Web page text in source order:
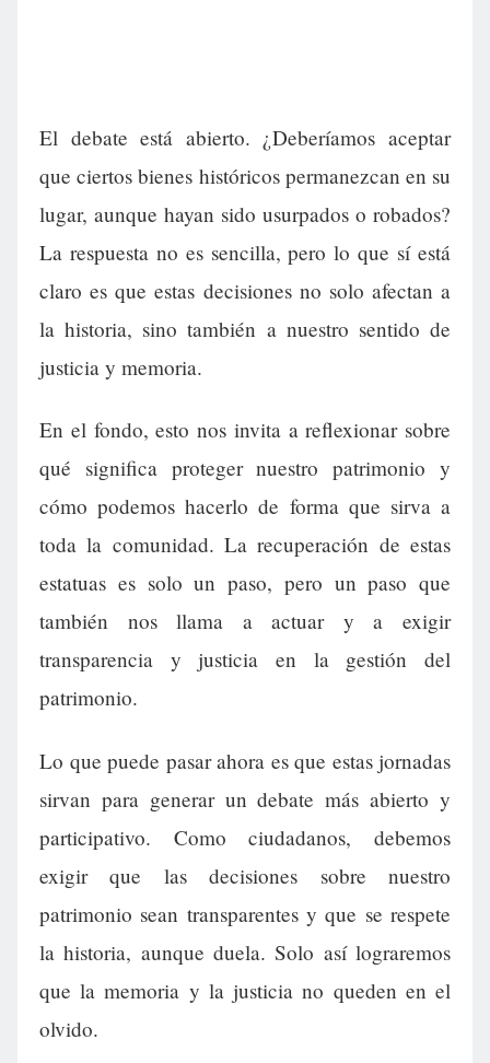
El debate está abierto. ¿Deberíamos aceptar
que ciertos bienes históricos permanezcan en su
lugar, aunque hayan sido usurpados o robados?
La respuesta no es sencilla, pero lo que sí está
claro es que estas decisiones no solo afectan a
la historia, sino también a nuestro sentido de
justicia y memoria.
En el fondo, esto nos invita a reflexionar sobre
qué significa proteger nuestro patrimonio y
cómo podemos hacerlo de forma que sirva a
toda la comunidad. La recuperación de estas
estatuas es solo un paso, pero un paso que
también nos llama a actuar y a exigir
transparencia y justicia en la gestión del
patrimonio.
Lo que puede pasar ahora es que estas jornadas
sirvan para generar un debate más abierto y
participativo. Como ciudadanos, debemos
exigir que las decisiones sobre nuestro
patrimonio sean transparentes y que se respete
la historia, aunque duela. Solo así lograremos
que la memoria y la justicia no queden en el
olvido.